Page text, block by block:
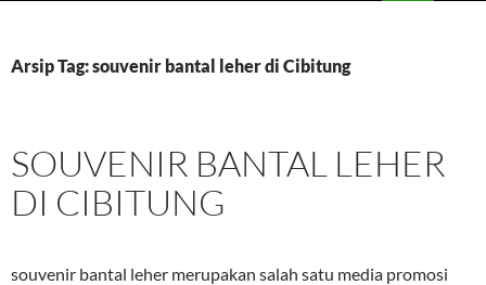
Arsip Tag: souvenir bantal leher di Cibitung
SOUVENIR BANTAL LEHER
DI CIBITUNG
souvenir bantal leher merupakan salah satu media promosi